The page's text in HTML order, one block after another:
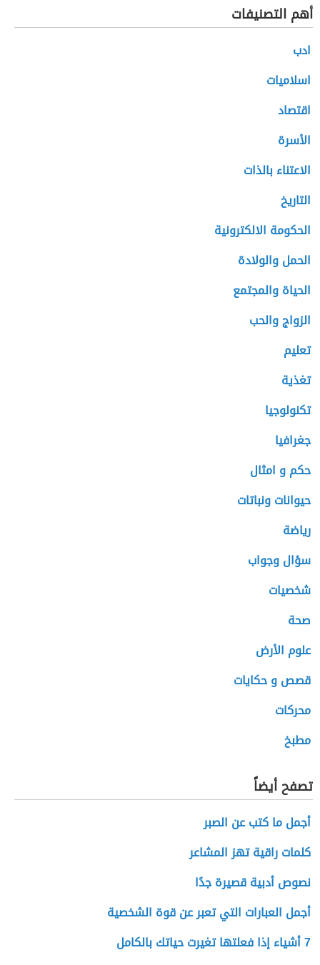
أهم التصنيفات
ادب
اسلاميات
اقتصاد
الأسرة
الاعتناء بالذات
التاريخ
الحكومة الالكترونية
الحمل والولادة
الحياة والمجتمع
الزواج والحب
تعليم
تغذية
تكنولوجيا
جغرافيا
حكم و امثال
حيوانات ونباتات
رياضة
سؤال وجواب
شخصيات
صحة
علوم الأرض
قصص و حكايات
محركات
مطبخ
تصفح أيضاً
أجمل ما كتب عن الصبر
كلمات راقية تهز المشاعر
نصوص أدبية قصيرة جدًا
أجمل العبارات التي تعبر عن قوة الشخصية
7 أشياء إذا فعلتها تغيرت حياتك بالكامل